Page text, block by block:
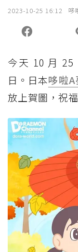
2023-10-25 16:12 哆
今天 10 月 25
日。日本哆啦A
放上賀圖，祝